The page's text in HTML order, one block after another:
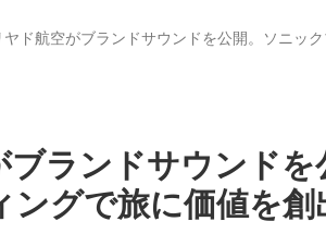
ド航空がブランドサウンドを公開。ソニッ
ランドサウンドを
グで旅に価値を創